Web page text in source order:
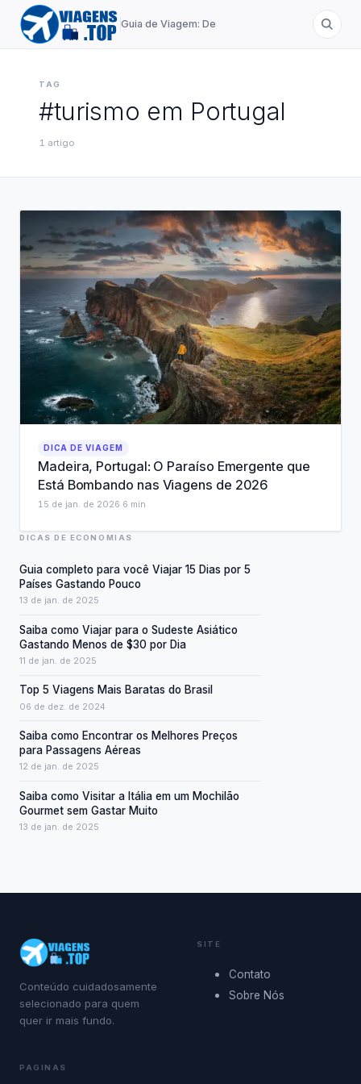
Guia de Viagem: Destinos de A a Z
TAG
#turismo em Portugal
1 artigo
DICA DE VIAGEM
Madeira, Portugal: O Paraíso Emergente que
Está Bombando nas Viagens de 2026
15 de jan. de 2026 6 min
DICAS DE ECONOMIAS
Guia completo para você Viajar 15 Dias por 5
Países Gastando Pouco
13 de jan. de 2025
Saiba como Viajar para o Sudeste Asiático
Gastando Menos de $30 por Dia
11 de jan. de 2025
Top 5 Viagens Mais Baratas do Brasil
06 de dez. de 2024
Saiba como Encontrar os Melhores Preços
para Passagens Aéreas
12 de jan. de 2025
Saiba como Visitar a Itália em um Mochilão
Gourmet sem Gastar Muito
13 de jan. de 2025
Conteúdo cuidadosamente
selecionado para quem
quer ir mais fundo.
SITE
Contato
Sobre Nós
PAGINAS